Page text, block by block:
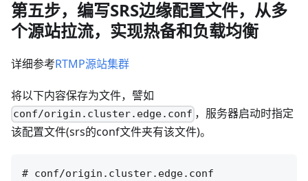
第五步，编写SRS边缘配置文件，从多
个源站拉流，实现热备和负载均衡
详细参考RTMP源站集群
将以下内容保存为文件，譬如
conf/origin.cluster.edge.conf ，服务器启动时指定
该配置文件(srs的conf文件夹有该文件)。
# conf/origin.cluster.edge.conf